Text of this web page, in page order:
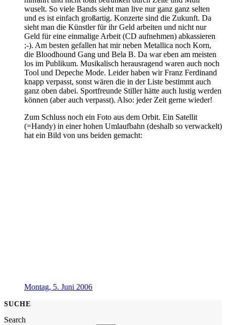
wuselt. So viele Bands sieht man live nur ganz ganz selten
und es ist einfach großartig. Konzerte sind die Zukunft. Da
sieht man die Künstler für ihr Geld arbeiten und nicht nur
Geld für eine einmalige Arbeit (CD aufnehmen) abkassieren
;-). Am besten gefallen hat mir neben Metallica noch Korn,
die Bloodhound Gang und Bela B. Da war eben am meisten
los im Publikum. Musikalisch herausragend waren auch noch
Tool und Depeche Mode. Leider haben wir Franz Ferdinand
knapp verpasst, sonst wären die in der Liste bestimmt auch
ganz oben dabei. Sportfreunde Stiller hätte auch lustig werden
können (aber auch verpasst). Also: jeder Zeit gerne wieder!
Zum Schluss noch ein Foto aus dem Orbit. Ein Satellit
(=Handy) in einer hohen Umlaufbahn (deshalb so verwackelt)
hat ein Bild von uns beiden gemacht:
Montag, 5. Juni 2006
SUCHE
Search